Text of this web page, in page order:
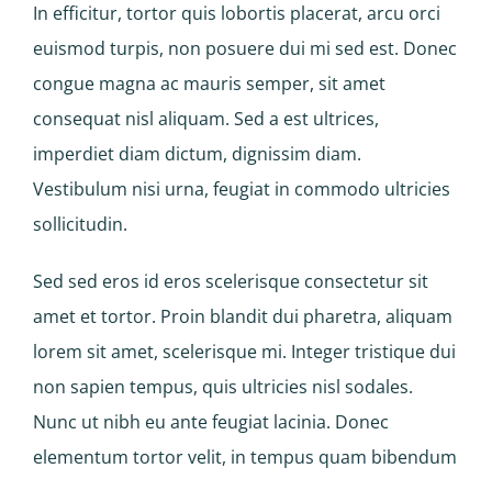
In efficitur, tortor quis lobortis placerat, arcu orci
euismod turpis, non posuere dui mi sed est. Donec
congue magna ac mauris semper, sit amet
consequat nisl aliquam. Sed a est ultrices,
imperdiet diam dictum, dignissim diam.
Vestibulum nisi urna, feugiat in commodo ultricies
sollicitudin.
Sed sed eros id eros scelerisque consectetur sit
amet et tortor. Proin blandit dui pharetra, aliquam
lorem sit amet, scelerisque mi. Integer tristique dui
non sapien tempus, quis ultricies nisl sodales.
Nunc ut nibh eu ante feugiat lacinia. Donec
elementum tortor velit, in tempus quam bibendum